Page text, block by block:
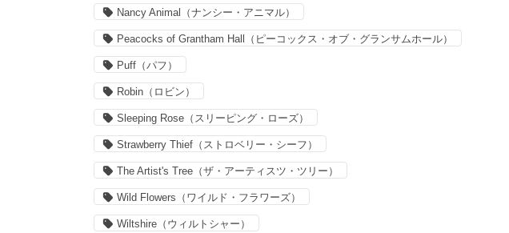
Nancy Animal（ナンシー・アニマル）
Peacocks of Grantham Hall（ピーコックス・オブ・グランサムホール）
Puff（パフ）
Robin（ロビン）
Sleeping Rose（スリーピング・ローズ）
Strawberry Thief（ストロベリー・シーフ）
The Artist's Tree（ザ・アーティスツ・ツリー）
Wild Flowers（ワイルド・フラワーズ）
Wiltshire（ウィルトシャー）